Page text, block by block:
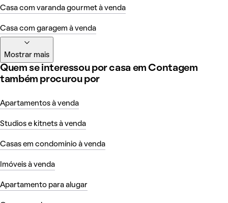
Casa com varanda gourmet à venda
Casa com garagem à venda
Mostrar mais
Quem se interessou por casa em Contagem
também procurou por
Apartamentos à venda
Studios e kitnets à venda
Casas em condomínio à venda
Imóveis à venda
Apartamento para alugar